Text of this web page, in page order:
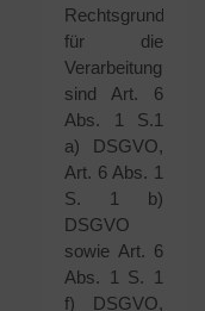
Rechtsgrundlagen
für die
Verarbeitung
sind Art. 6
Abs. 1 S.1
a) DSGVO,
Art. 6 Abs. 1
S. 1 b)
DSGVO
sowie Art. 6
Abs. 1 S. 1
f) DSGVO,